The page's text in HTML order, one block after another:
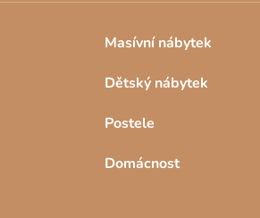
Masívní nábytek
Dětský nábytek
Postele
Domácnost